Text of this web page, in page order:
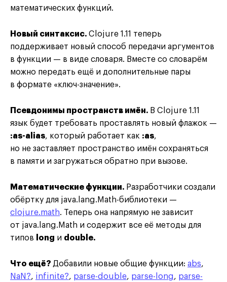
математических функций.
Новый синтаксис. Clojure 1.11 теперь
поддерживает новый способ передачи аргументов
в функции — в виде словаря. Вместе со словарём
можно передать ещё и дополнительные пары
в формате «ключ-значение».
Псевдонимы пространств имён. В Clojure 1.11
язык будет требовать проставлять новый флажок —
:as-alias, который работает как :as,
но не заставляет пространство имён сохраняться
в памяти и загружаться обратно при вызове.
Математические функции. Разработчики создали
обёртку для java.lang.Math-библиотеки —
clojure.math. Теперь она напрямую не зависит
от java.lang.Math и содержит все её методы для
типов
long и double.
Что ещё? Добавили новые общие функции: abs,
NaN?, infinite?, parse-double, parse-long , parse-